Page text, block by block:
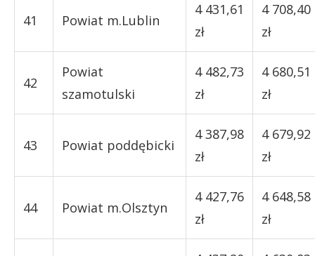
41 Powiat m.Lublin
4 431,61
zł
4 708,40
zł
42
Powiat
szamotulski
4 482,73
zł
4 680,51
zł
43 Powiat poddębicki
4 387,98
zł
4 679,92
zł
44 Powiat m.Olsztyn
4 427,76
zł
4 648,58
zł